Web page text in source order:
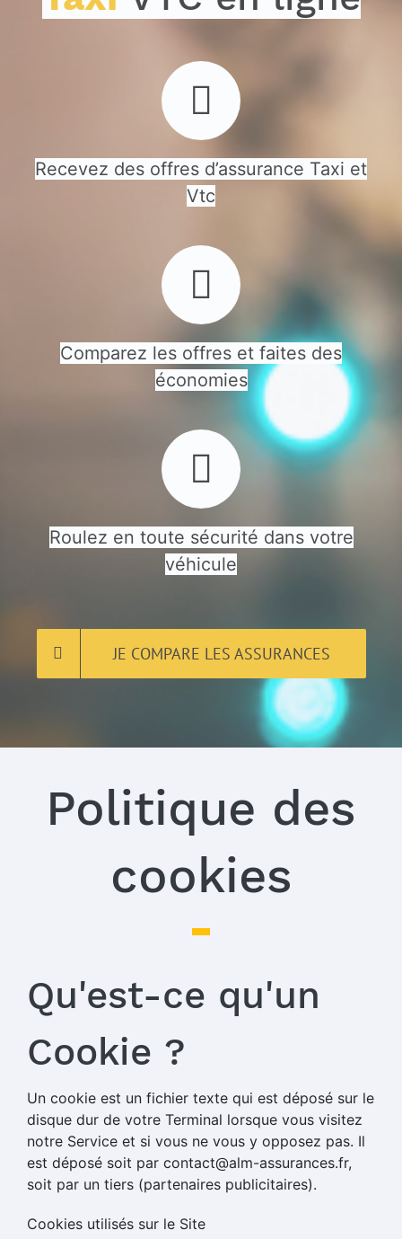
Recevez des offres d’assurance Taxi et
Vtc
Comparez les offres et faites des
économies
Roulez en toute sécurité dans votre
véhicule
JE COMPARE LES ASSURANCES
Politique des
cookies
Qu'est-ce qu'un
Cookie ?
Un cookie est un fichier texte qui est déposé sur le
disque dur de votre Terminal lorsque vous visitez
notre Service et si vous ne vous y opposez pas. Il
est déposé soit par contact@alm-assurances.fr,
soit par un tiers (partenaires publicitaires).
Cookies utilisés sur le Site